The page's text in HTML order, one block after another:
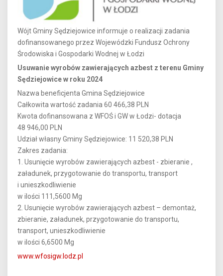
Wójt Gminy Sędziejowice informuje o realizacji zadania
dofinansowanego przez Wojewódzki Fundusz Ochrony
Środowiska i Gospodarki Wodnej w Łodzi
Usuwanie wyrobów zawierających azbest z terenu Gminy
Sędziejowice w roku 2024
Nazwa beneficjenta Gmina Sędziejowice
Całkowita wartość zadania 60 466,38 PLN
Kwota dofinansowana z WFOŚ i GW w Łodzi- dotacja
48 946,00 PLN
Udział własny Gminy Sędziejowice: 11 520,38 PLN
Zakres zadania:
1. Usunięcie wyrobów zawierających azbest - zbieranie ,
załadunek, przygotowanie do transportu, transport
i unieszkodliwienie
w ilości 111,5600 Mg
2. Usunięcie wyrobów zawierających azbest – demontaż,
zbieranie, załadunek, przygotowanie do transportu,
transport, unieszkodliwienie
w ilości 6,6500 Mg
www.wfosigw.lodz.pl